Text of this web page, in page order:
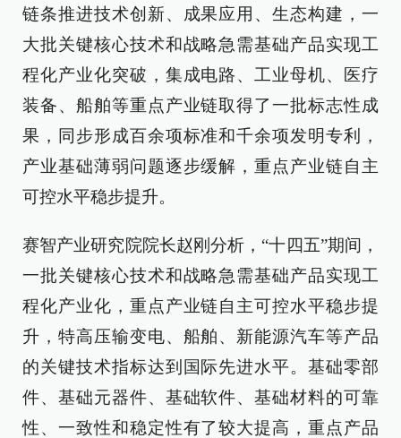
链条推进技术创新、成果应用、生态构建，一
大批关键核心技术和战略急需基础产品实现工
程化产业化突破，集成电路、工业母机、医疗
装备、船舶等重点产业链取得了一批标志性成
果，同步形成百余项标准和千余项发明专利，
产业基础薄弱问题逐步缓解，重点产业链自主
可控水平稳步提升。
赛智产业研究院院长赵刚分析，“十四五”期间，
一批关键核心技术和战略急需基础产品实现工
程化产业化，重点产业链自主可控水平稳步提
升，特高压输变电、船舶、新能源汽车等产品
的关键技术指标达到国际先进水平。基础零部
件、基础元器件、基础软件、基础材料的可靠
性、一致性和稳定性有了较大提高，重点产品